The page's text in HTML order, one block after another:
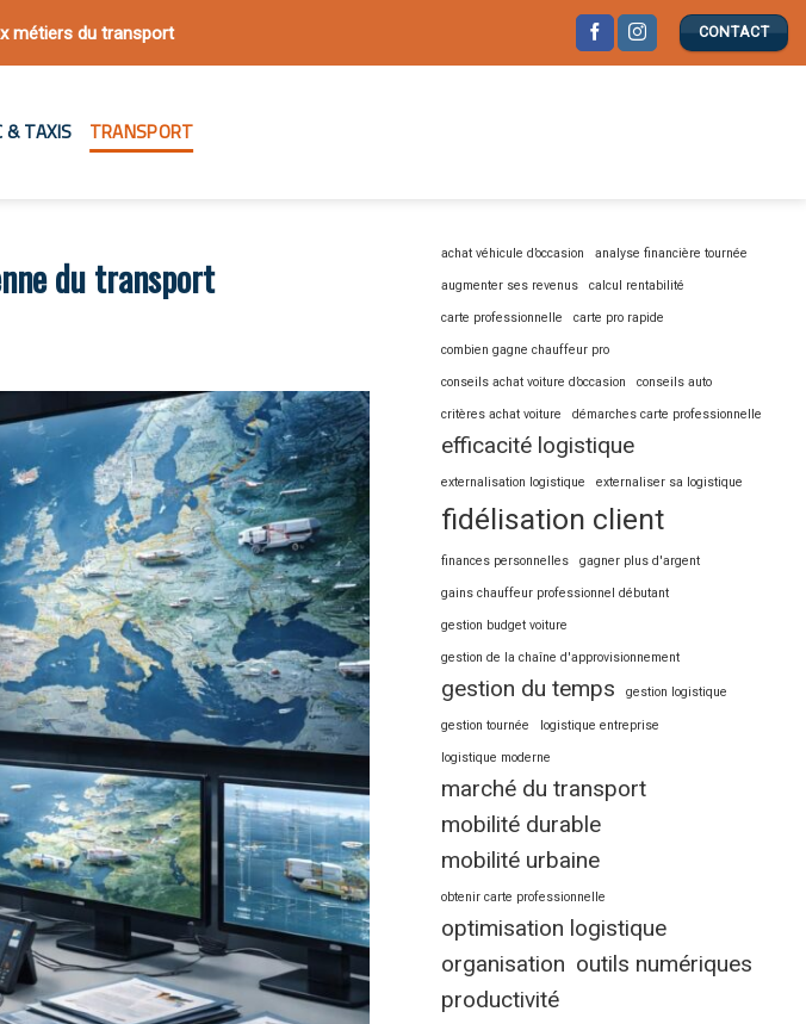
métiers du transport CONTACT
& TAXIS TRANSPORT
du transport achat véhicule d’occasion analyse financière tournée
augmenter ses revenus calcul rentabilité
carte professionnelle carte pro rapide
combien gagne chauffeur pro
conseils achat voiture d’occasion conseils auto
critères achat voiture démarches carte professionnelle
efficacité logistique
externalisation logistique externaliser sa logistique
fidélisation client
finances personnelles gagner plus d'argent
gains chauffeur professionnel débutant
gestion budget voiture
gestion de la chaîne d'approvisionnement
gestion du temps gestion logistique
gestion tournée logistique entreprise
logistique moderne
marché du transport
mobilité durable
mobilité urbaine
obtenir carte professionnelle
optimisation logistique
organisation outils numériques
productivité